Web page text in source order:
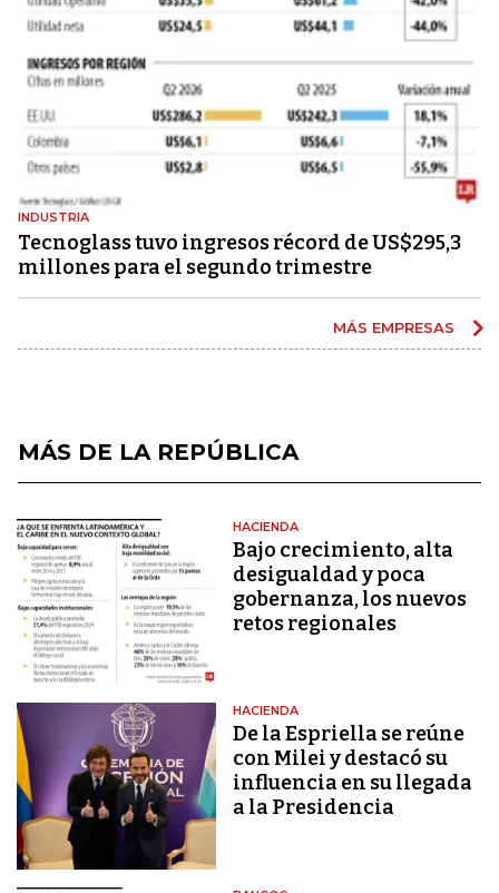
INDUSTRIA
Tecnoglass tuvo ingresos récord de US$295,3
millones para el segundo trimestre
MÁS EMPRESAS
MÁS DE LA REPÚBLICA
HACIENDA
Bajo crecimiento, alta
desigualdad y poca
gobernanza, los nuevos
retos regionales
HACIENDA
De la Espriella se reúne
con Milei y destacó su
influencia en su llegada
a la Presidencia